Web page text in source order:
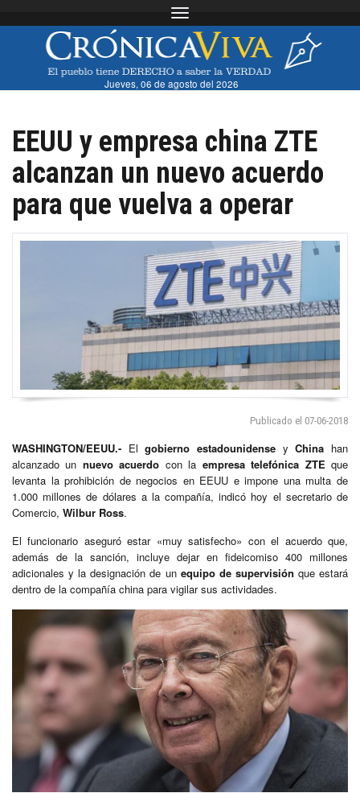
Toggle navigation
Jueves, 06 de agosto del 2026
EEUU y empresa china ZTE
alcanzan un nuevo acuerdo
para que vuelva a operar
Publicado el 07-06-2018
WASHINGTON/EEUU.- Elgobierno estadounidense yChina han
alcanzado un nuevo acuerdo con la empresa telefónica ZTEque
levanta la prohibición de negocios en EEUU e impone una multa de
1.000 millones de dólares a la compañía, indicó hoy el secretario de
Comercio, Wilbur Ross.
El funcionario aseguró estar «muy satisfecho» con el acuerdo que,
además de la sanción, incluye dejar en fideicomiso 400 millones
adicionales y la designación de un equipo de supervisión que estará
dentro de la compañía china para vigilar sus actividades.